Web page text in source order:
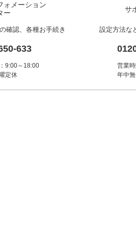
ォメーション
ー
確認、各種お手続き
633
9:00～18:00
定休
サ
設定方法な
営業
年中